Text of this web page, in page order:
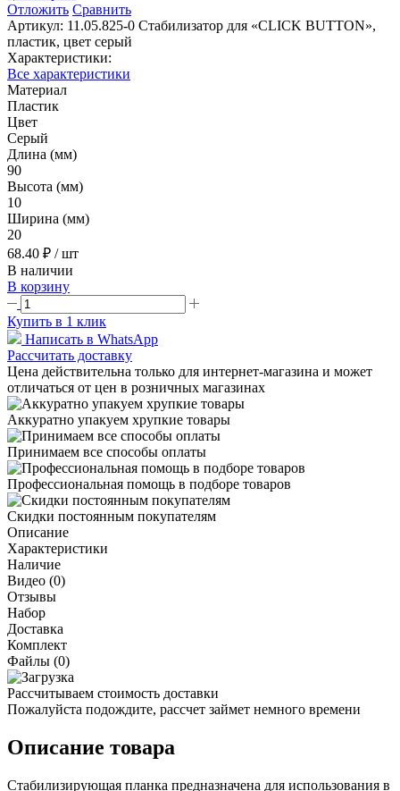
Отложить Сравнить
Артикул: 11.05.825-0 Стабилизатор для «CLICK BUTTON»,
пластик, цвет серый
Характеристики:
Все характеристики
Материал
Пластик
Цвет
Серый
Длина (мм)
90
Высота (мм)
10
Ширина (мм)
20
68.40 ₽ / шт
В наличии
В корзину
Купить в 1 клик
Написать в WhatsApp
Рассчитать доставку
Цена действительна только для интернет-магазина и может
отличаться от цен в розничных магазинах
Аккуратно упакуем хрупкие товары
Принимаем все способы оплаты
Профессиональная помощь в подборе товаров
Скидки постоянным покупателям
Описание
Характеристики
Наличие
Видео (0)
Отзывы
Набор
Доставка
Комплект
Файлы (0)
Рассчитываем стоимость доставки
Пожалуйста подождите, рассчет займет немного времени
Описание товара
Стабилизирующая планка предназначена для использования в